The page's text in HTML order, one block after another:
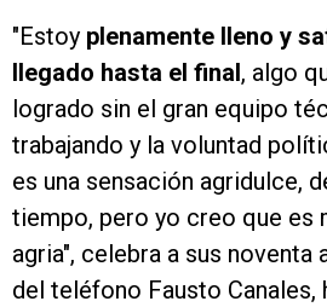
"Estoy plenamente lleno y
llegado hasta el final, algo
logrado sin el gran equipo
trabajando y la voluntad
es una sensación agridulce,
tiempo, pero yo creo que es
agria", celebra a sus noventa
del teléfono Fausto Canales,